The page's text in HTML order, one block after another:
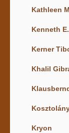
Kathleen
Kenneth
Kerner
Khalil
Kryon